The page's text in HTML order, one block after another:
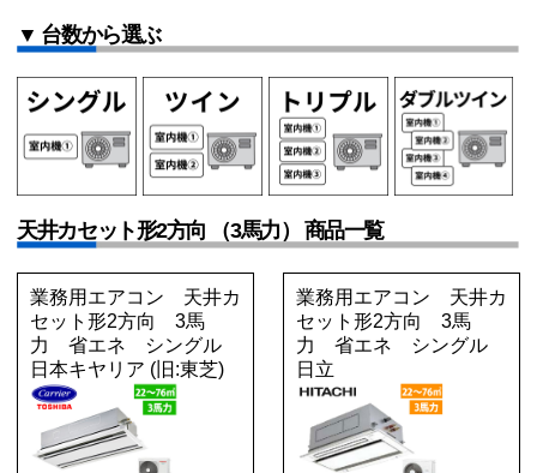
▼ 台数から選ぶ
天井カセット形2方向 （3馬力） 商品一覧
業務用エアコン 天井カ
セット形2方向 3馬
力 省エネ シングル
日本キヤリア (旧:東芝)
業務用エアコン 天井カ
セット形2方向 3馬
力 省エネ シングル
日立